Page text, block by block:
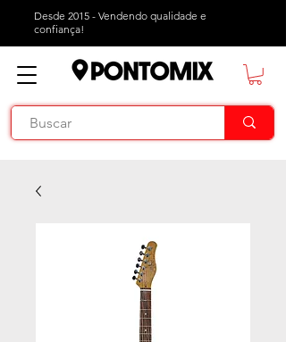
Desde 2015 - Vendendo qualidade e
confiança!